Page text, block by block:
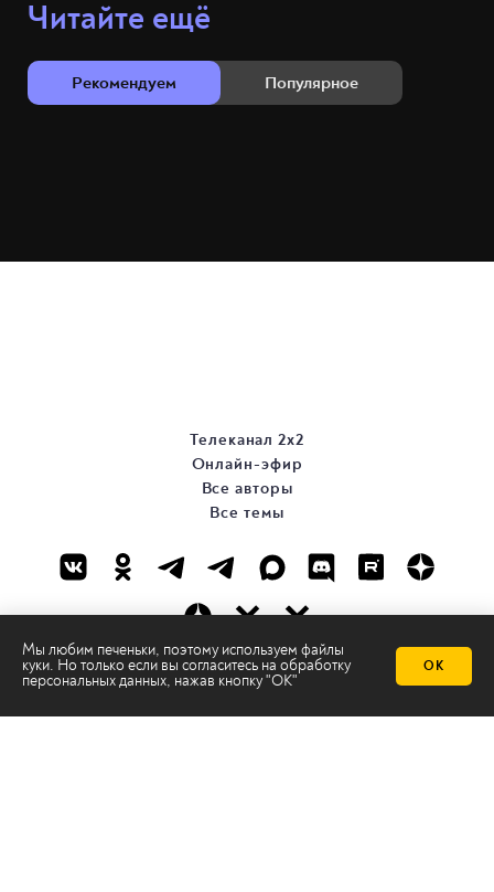
Читайте ещё
Рекомендуем Популярное
Мы любим печеньки, поэтому используем файлы
куки. Но только если вы согласитесь на обработку
персональных данных, нажав кнопку "ОК"
ОК
Телеканал 2х2
Онлайн-эфир
Все авторы
Все темы
© ООО «ТРК «2Х2», 2026